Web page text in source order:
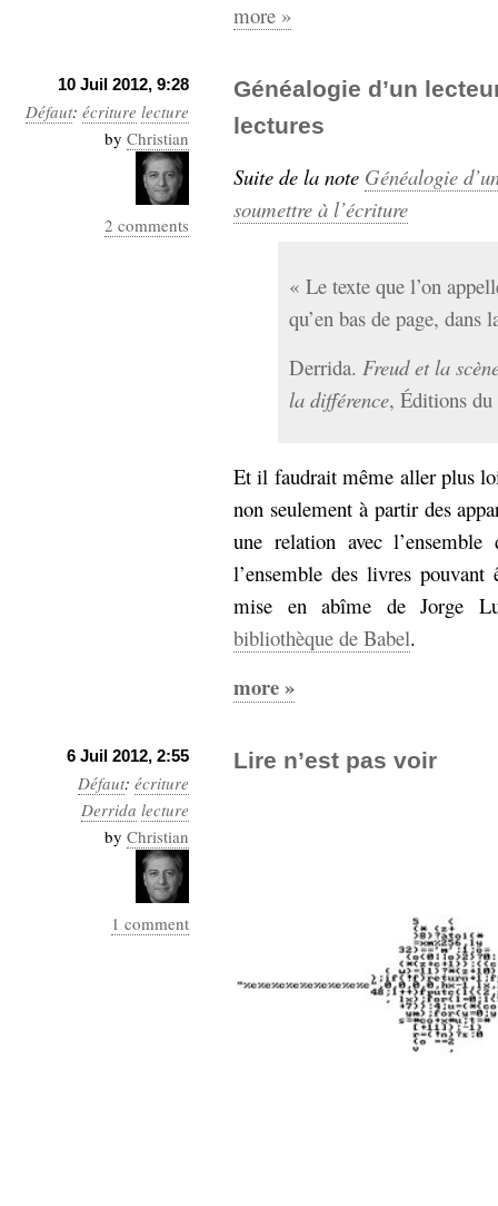
more »
10 Juil 2012, 9:28
Défaut: écriture lecture
by Christian
2 comments
Généalogie d’un
lectures
Suite de la note Généalogie
soumettre à l’écriture
« Le texte que l’on
qu’en bas de page,
Derrida. Freud et la
la différence, Éditions
Et il faudrait même aller plus
non seulement à partir des
une relation avec l’ensemble
l’ensemble des livres
mise en abîme de Jorge
bibliothèque de Babel.
more »
6 Juil 2012, 2:55
Défaut: écriture
Derrida lecture
by Christian
1 comment
Lire n’est pas voir